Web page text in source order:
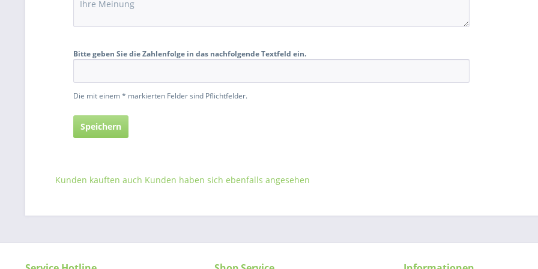
Bitte geben Sie die Zahlenfolge in das nachfolgende Textfeld ein.
Die mit einem * markierten Felder sind Pflichtfelder.
Speichern
Kunden kauften auch Kunden haben sich ebenfalls angesehen